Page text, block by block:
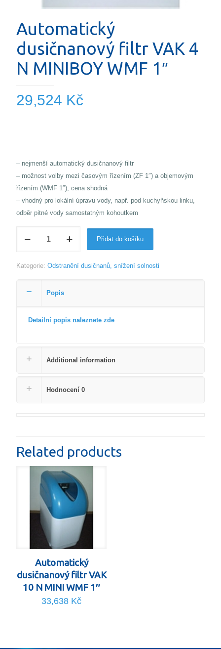
Automatický
dusičnanový filtr VAK 4
N MINIBOY WMF 1″
29,524 Kč
– nejmenší automatický dusičnanový filtr
– možnost volby mezi časovým řízením (ZF 1″) a objemovým
řízením (WMF 1″), cena shodná
– vhodný pro lokální úpravu vody, např. pod kuchyňskou linku,
odběr pitné vody samostatným kohoutkem
VAK
WMF
Přidat do košíku
Kategorie: Odstranění dusičnanů, snížení solnosti
Popis
Detailní popis naleznete zde
Additional information
Hodnocení 0
Related products
Automatický
dusičnanový filtr VAK
10 N MINI WMF 1″
33,638 Kč